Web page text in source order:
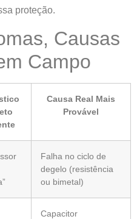
proteção.
Causas
Campo
Causa Real Mais
Provável
Falha no ciclo de
degelo (resistência
ou bimetal)
Capacitor